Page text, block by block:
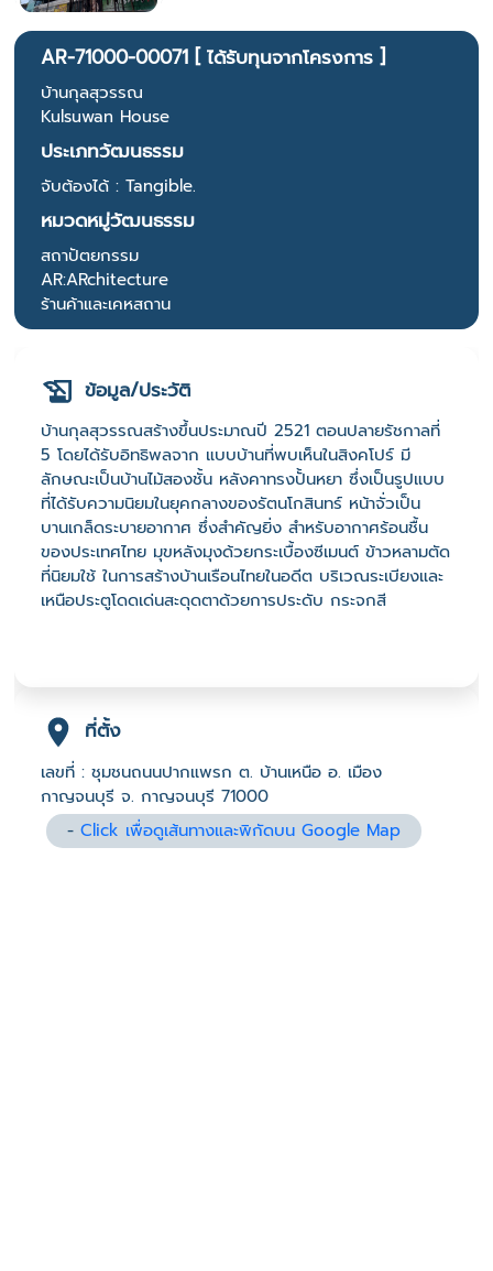
AR-71000-00071 [ ได้รับทุนจากโครงการ ]
บ้านกุลสุวรรณ
Kulsuwan House
ประเภทวัฒนธรรม
จับต้องได้ : Tangible.
หมวดหมู่วัฒนธรรม
สถาปัตยกรรม
AR:ARchitecture
ร้านค้าและเคหสถาน
ข้อมูล/ประวัติ
บ้านกุลสุวรรณสร้างขึ้นประมาณปี 2521 ตอนปลายรัชกาลที่
5 โดยได้รับอิทธิพลจาก แบบบ้านที่พบเห็นในสิงคโปร์ มี
ลักษณะเป็นบ้านไม้สองชั้น หลังคาทรงปั้นหยา ซึ่งเป็นรูปแบบ
ที่ได้รับความนิยมในยุคกลางของรัตนโกสินทร์ หน้าจั่วเป็น
บานเกล็ดระบายอากาศ ซึ่งสำคัญยิ่ง สำหรับอากาศร้อนชื้น
ของประเทศไทย มุขหลังมุงด้วยกระเบื้องซีเมนต์ ข้าวหลามตัด
ที่นิยมใช้ ในการสร้างบ้านเรือนไทยในอดีต บริเวณระเบียงและ
เหนือประตูโดดเด่นสะดุดตาด้วยการประดับ กระจกสี
ที่ตั้ง
เลขที่ : ชุมชนถนนปากแพรก ต. บ้านเหนือ อ. เมือง
กาญจนบุรี จ. กาญจนบุรี 71000
-Click เพื่อดูเส้นทางและพิกัดบน Google Map